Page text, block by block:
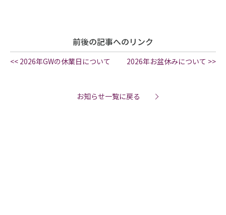
前後の記事へのリンク
<< 2026年GWの休業日について 2026年お盆休みについて >>
お知らせ一覧に戻る